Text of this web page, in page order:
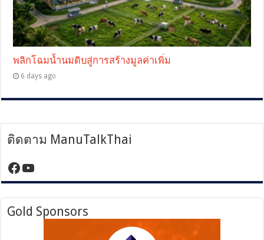
พลิกโฉมน้ำนมดิบสู่การสร้างมูลค่าเพิ่ม
6 days ago
ติดตาม ManuTalkThai
https://www.facebook.com/
YouTube
Gold Sponsors